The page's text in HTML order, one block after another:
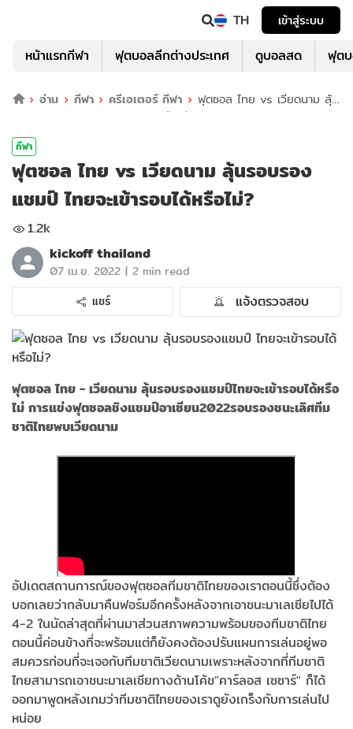
TH เข้าสู่ระบบ
หน้าแรกกีฬา ฟุตบอลลีกต่างประเทศ ดูบอลสด ฟุต
อ่าน กีฬา ครีเอเตอร์ กีฬา
ฟุตซอล ไทย vs เวียดนาม ลุ้น
รอบรองแชมป์ ไทยจะเข้ารอบได้หรือไม่?
กีฬา
ฟุตซอล ไทย vs เวียดนาม ลุ้นรอบรอง
แชมป์ ไทยจะเข้ารอบได้หรือไม่?
1.2k
kickoff thailand
07 เม.ย. 2022 | 2 min read
แชร์
แจ้งตรวจสอบ
ฟุตซอล ไทย - เวียดนาม ลุ้นรอบรองแชมป์ไทยจะเข้ารอบได้หรือ
ไม่ การแข่งฟุตซอลชิงแชมป์อาเซียน2022รอบรองชนะเลิศทีม
ชาติไทยพบเวียดนาม
อัปเดตสถานการณ์ของฟุตซอลทีมชาติไทยของเราตอนนี้ซึ่งต้อง
บอกเลยว่ากลับมาคืนฟอร์มอีกครั้งหลังจากเอาชนะมาเลเซียไปได้
4-2 ในนัดล่าสุดที่ผ่านมาส่วนสภาพความพร้อมของทีมชาติไทย
ตอนนี้ค่อนข้างที่จะพร้อมแต่ก็ยังคงต้องปรับแผนการเล่นอยู่พอ
สมควรก่อนที่จะเจอกับทีมชาติเวียดนามเพราะหลังจากที่ทีมชาติ
ไทยสามารถเอาชนะมาเลเซียทางด้านโค้ช"คาร์ลอส เซซาร์" ก็ได้
ออกมาพูดหลังเกมว่าทีมชาติไทยของเราดูยังเกร็งกับการเล่นไป
หน่อย